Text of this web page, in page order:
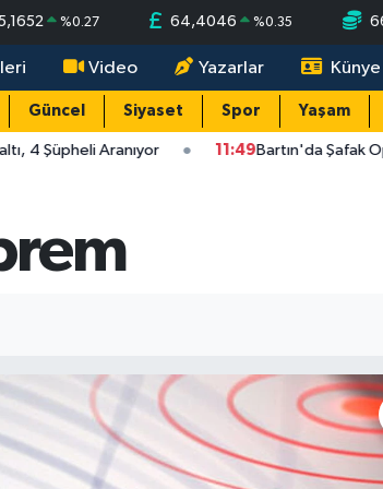
%0.27 64,4046 %0.35
Video Yazarlar Künye
Güncel Siyaset Spor Yaşam
4 Şüpheli Aranıyor 11:49Bartın'da Şafak